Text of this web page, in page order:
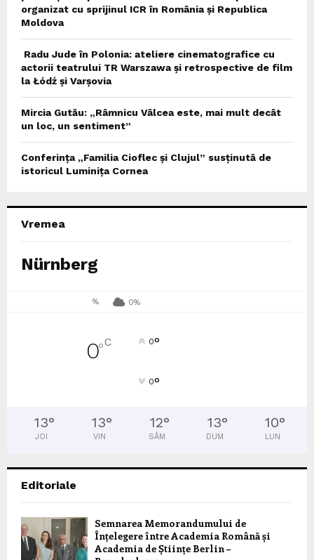
organizat cu sprijinul ICR în România și Republica
Moldova
Radu Jude în Polonia: ateliere cinematografice cu
actorii teatrului TR Warszawa și retrospective de film
la Łódź și Varșovia
Mircia Gutău: „Râmnicu Vâlcea este, mai mult decât
un loc, un sentiment”
Conferința „Familia Cioflec și Clujul” susținută de
istoricul Luminița Cornea
Vremea
Nürnberg
% 0%
0°C 0°
0°
13°
JOI
13°
VIN
12°
SÂM
13°
DUM
10°
LUN
Editoriale
Semnarea Memorandumului de
Înțelegere între Academia Română și
Academia de Științe Berlin –